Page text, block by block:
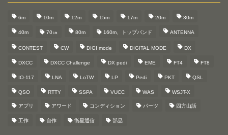
6m 10m 12m 15m 17m 20m 30m
40m 70㎝ 80m 160m、トップバンド ANTENNA
CONTEST CW DIGI mode DIGITAL MODE DX
DXCC DXCC Challenge DX pedi EME FT4 FT8
IO-117 LNA LoTW LP Pedi PKT QSL
QSO RTTY SSPA VUCC WAS WSJT-X
アプリ アワード コンディション パーツ 四方山話
工作 自作 衛星通信 部品